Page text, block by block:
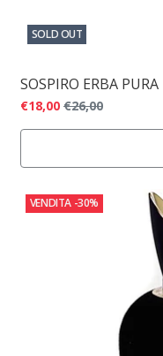
SOLD OUT
SOSPIRO ERBA
€18,00 €26,00
VENDITA -30%